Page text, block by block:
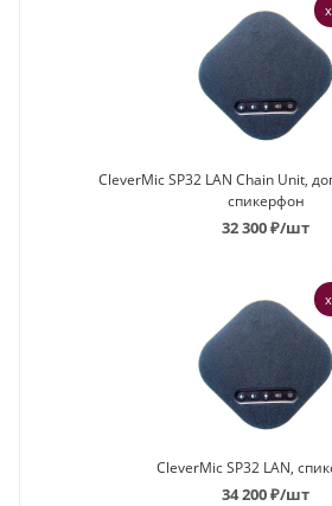
CleverMic SP32 LAN Chain Unit,
спикерфон
32 300₽/шт
CleverMic SP32 LAN,
34 200₽/шт